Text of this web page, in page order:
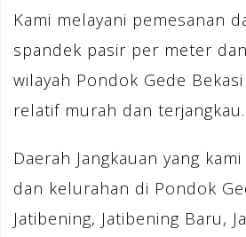
Kami melayani pemesanan
spandek pasir per meter
wilayah Pondok Gede
relatif murah dan terjangkau.
Daerah Jangkauan yang
dan kelurahan di Pondok
Jatibening, Jatibening Baru,